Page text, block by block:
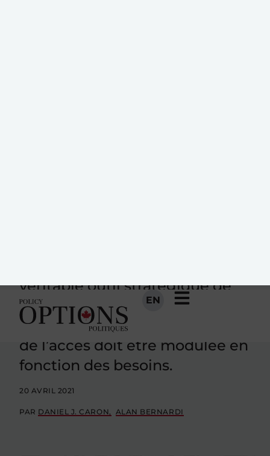
développement
socioéconomique où la qualité
de l’accès doit être modulée en
fonction des besoins.